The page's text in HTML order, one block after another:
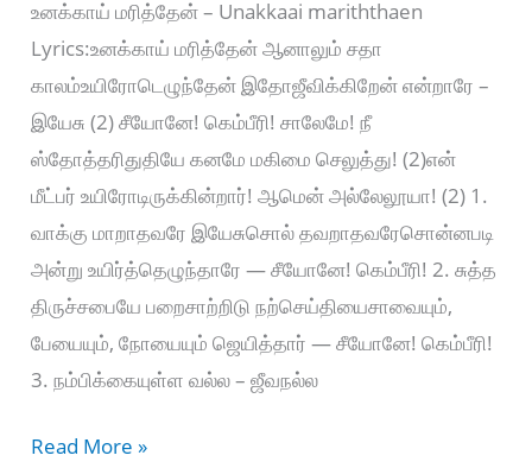
உனக்காய் மரித்தேன் – Unakkaai mariththaen
Lyrics:உனக்காய் மரித்தேன் ஆனாலும் சதா
காலம்உயிரோடெழுந்தேன் இதோஜீவிக்கிறேன் என்றாரே –
இயேசு (2) சீயோனே! கெம்பீரி! சாலேமே! நீ
ஸ்தோத்தரிதுதியே கனமே மகிமை செலுத்து! (2)என்
மீட்பர் உயிரோடிருக்கின்றார்! ஆமென் அல்லேலூயா! (2) 1.
வாக்கு மாறாதவரே இயேசுசொல் தவறாதவரேசொன்னபடி
அன்று உயிர்த்தெழுந்தாரே — சீயோனே! கெம்பீரி! 2. சுத்த
திருச்சபையே பறைசாற்றிடு நற்செய்தியைசாவையும்,
பேயையும், நோயையும் ஜெயித்தார் — சீயோனே! கெம்பீரி!
3. நம்பிக்கையுள்ள வல்ல – ஜீவநல்ல
உனக்காய்
Read More »